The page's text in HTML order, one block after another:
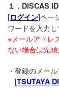
１．DISCAS
[ログイン]ペー
ワードを入力
※メールアドレ
ない場合は先頭
・登録のメー
[TSUTAYA